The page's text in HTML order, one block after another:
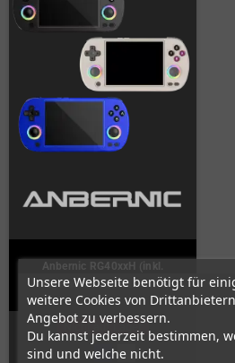
Unsere Webseite benötigt für
weitere Cookies von
Angebot zu verbessern.
Du kannst jederzeit bestimmen,
sind und welche nicht.
Anbernic RG40xxH (inkl.
Tragetasche und SD-Karte)
Nicht auf Lager